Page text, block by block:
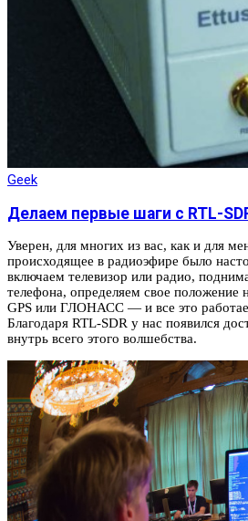
Geek
Делаем первые шаги с RTL-
Уверен, для многих из вас, как и для
происходящее в радиоэфире было
включаем телевизор или радио,
телефона, определяем свое положение
GPS или ГЛОНАСС — и все это
Благодаря RTL-SDR у нас появился
внутрь всего этого волшебства.